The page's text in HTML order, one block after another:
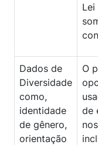
Dados de
Diversidade
como,
identidade
de gênero,
orientação
O
de